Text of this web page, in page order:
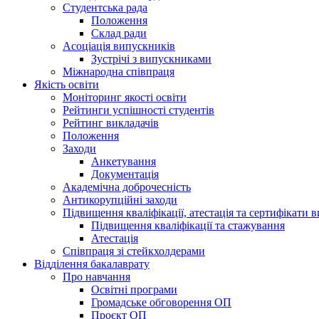
Студентська рада
Положення
Склад ради
Асоціація випускників
Зустрічі з випускниками
Міжнародна співпраця
Якість освіти
Моніторинг якості освіти
Рейтинги успішності студентів
Рейтинг викладачів
Положення
Заходи
Анкетування
Документація
Академічна доброчесність
Антикорупційні заходи
Підвищення кваліфікації, атестація та сертифікати
Підвищення кваліфікації та стажування
Атестація
Співпраця зі стейкхолдерами
Відділення бакалаврату
Про навчання
Освітні програми
Громадське обговорення ОП
Проєкт ОП